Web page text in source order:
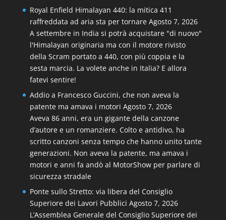
Royal Enfield Himalayan 440: la mitica 411
raffreddata ad aria sta per tornare Agosto 7, 2026
A settembre in India si potrà acquistare "di nuovo"
l'Himalayan originaria ma con il motore rivisto
della Scram portato a 440, con più coppia e la
sesta marcia. La volete anche in Italia? E allora
fatevi sentire!
Addio a Francesco Guccini, che non aveva la
patente ma amava i motori Agosto 7, 2026
Aveva 86 anni, era un gigante della canzone
d’autore e un romanziere. Colto e antidivo, ha
scritto canzoni senza tempo che hanno unito tante
generazioni. Non aveva la patente, ma amava i
motori e anni fa andò al MotorShow per parlare di
sicurezza stradale
Ponte sullo Stretto: via libera del Consiglio
Superiore dei Lavori Pubblici Agosto 7, 2026
L’Assemblea Generale del Consiglio Superiore dei